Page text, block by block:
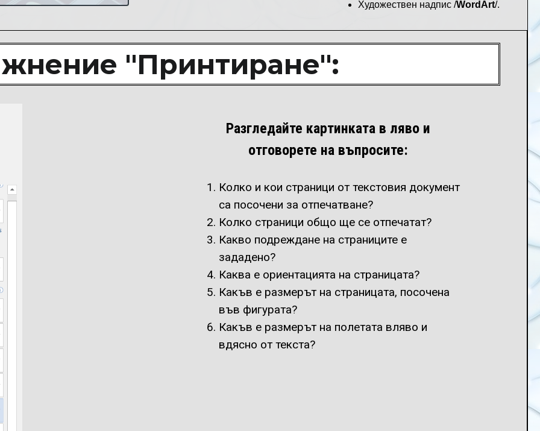
Художествен надпис /WordArt/.
"Принтиране":
Разгледайте картинката в ляво и
отговорете на въпросите:
Колко и кои страници от текстовия документ
са посочени за отпечатване?
Колко страници общо ще се отпечатат?
Какво подреждане на страниците е
зададено?
Каква е ориентацията на страницата?
Какъв е размерът на страницата, посочена
във фигурата?
Какъв е размерът на полетата вляво и
вдясно от текста?